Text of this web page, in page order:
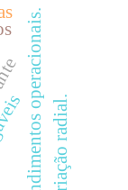
rendimentos operacionais.variação radial.